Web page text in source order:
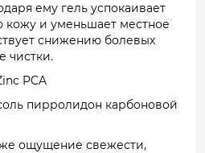
ему гель успокаивает
кожу и уменьшает местное
снижению болевых
чистки.
PCA
пирролидон карбоновой
ощущение свежести,